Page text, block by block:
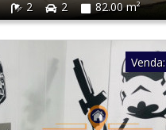
2 2 82.00 m²
Venda: